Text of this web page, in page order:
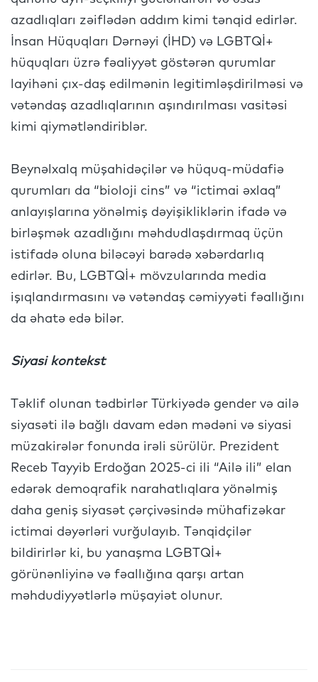
azadlıqları zəiflədən addım kimi tənqid edirlər.
İnsan Hüquqları Dərnəyi (İHD) və LGBTQİ+
hüquqları üzrə fəaliyyət göstərən qurumlar
layihəni çıx-daş edilmənin legitimləşdirilməsi və
vətəndaş azadlıqlarının aşındırılması vasitəsi
kimi qiymətləndiriblər.
Beynəlxalq müşahidəçilər və hüquq-müdafiə
qurumları da “bioloji cins” və “ictimai əxlaq”
anlayışlarına yönəlmiş dəyişikliklərin ifadə və
birləşmək azadlığını məhdudlaşdırmaq üçün
istifadə oluna biləcəyi barədə xəbərdarlıq
edirlər. Bu, LGBTQİ+ mövzularında media
işıqlandırmasını və vətəndaş cəmiyyəti fəallığını
da əhatə edə bilər.
Siyasi kontekst
Təklif olunan tədbirlər Türkiyədə gender və ailə
siyasəti ilə bağlı davam edən mədəni və siyasi
müzakirələr fonunda irəli sürülür. Prezident
Receb Tayyib Erdoğan 2025-ci ili “Ailə ili” elan
edərək demoqrafik narahatlıqlara yönəlmiş
daha geniş siyasət çərçivəsində mühafizəkar
ictimai dəyərləri vurğulayıb. Tənqidçilər
bildirirlər ki, bu yanaşma LGBTQİ+
görünənliyinə və fəallığına qarşı artan
məhdudiyyətlərlə müşayiət olunur.